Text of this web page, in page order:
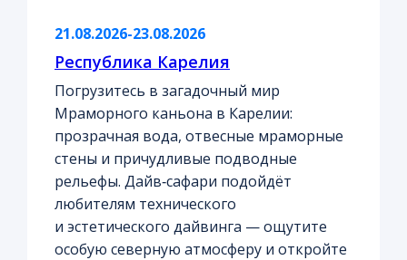
21.08.2026-23.08.2026
Республика Карелия
Погрузитесь в загадочный мир
Мраморного каньона в Карелии:
прозрачная вода, отвесные мраморные
стены и причудливые подводные
рельефы. Дайв‑сафари подойдёт
любителям технического
и эстетического дайвинга — ощутите
особую северную атмосферу и откройте